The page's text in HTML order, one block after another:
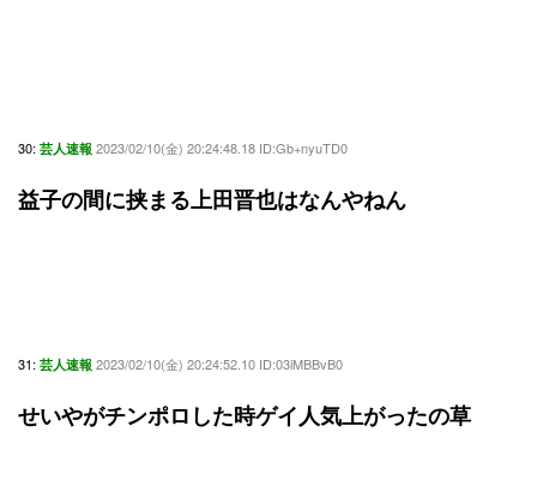
30: 芸人速報 2023/02/10(金) 20:24:48.18 ID:Gb+nyuTD0
益子の間に挟まる上田晋也はなんやねん
31: 芸人速報 2023/02/10(金) 20:24:52.10 ID:03iMBBvB0
せいやがチンポロした時ゲイ人気上がったの草